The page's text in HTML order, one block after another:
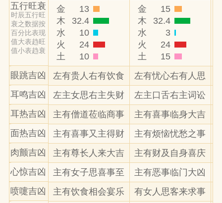
五行旺衰
时辰五行旺
衰之数据按
百分比表现
值大表趋旺
值小表趋衰
金
13
木
32.4
水
10
火
24
土
10
金
15
木
32.4
水
3
火
24
土
15
眼跳吉凶
左有贵人右有饮食 左有忧心右有人思
耳鸣吉凶
左主女思右主失财 左主口舌右主词讼
耳热吉凶
主有僧道莅临商事 主有喜事临身大吉
面热吉凶
主有喜事又主得财 主有烦恼忧愁之事
肉颤吉凶
主有尊长人来大吉 主有财及自身喜庆
心惊吉凶
主有女子思喜事至 主有恶事临门大凶
喷嚏吉凶
主有饮食相会宴乐 有女人思客来求事